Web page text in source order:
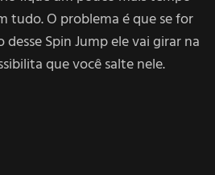
tudo. O problema é que se for
Spin Jump ele vai girar na
que você salte nele.